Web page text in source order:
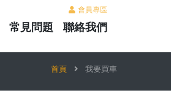
會員專區
常見問題 聯絡我們
首頁 我要買車